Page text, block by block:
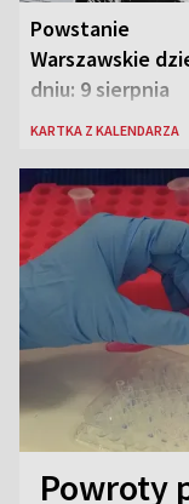
Powstanie
Warszawskie
dniu: 9 sierpnia
KARTKA Z KALENDARZA
Powroty